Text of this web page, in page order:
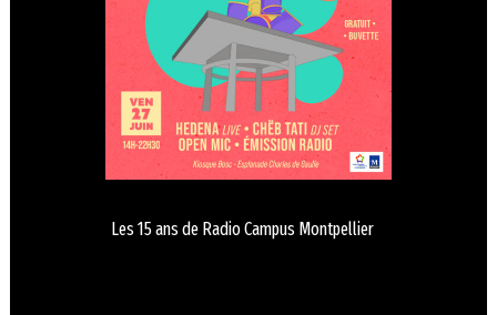
Les 15 ans de Radio Campus Montpellier